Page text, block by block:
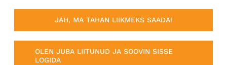
JAH, MA TAHAN LIIKMEKS SAADA!
OLEN JUBA LIITUNUD JA SOOVIN SISSE
LOGIDA